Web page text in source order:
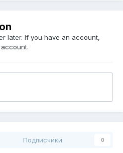
later. If you have an account,
Подписчики 0